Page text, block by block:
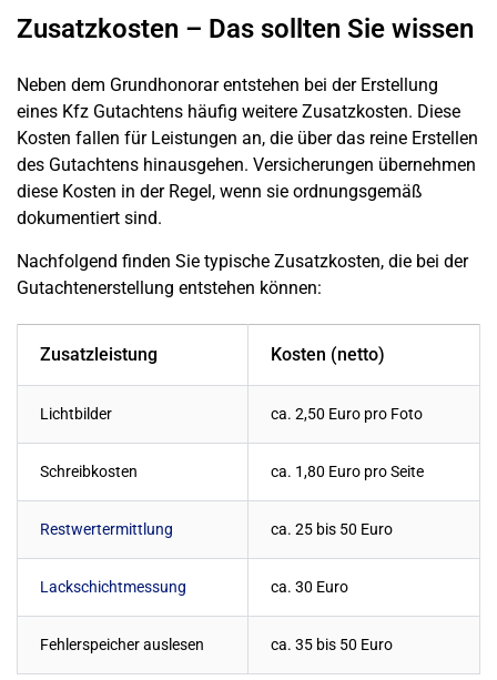
Zusatzkosten – Das sollten Sie wissen
Neben dem Grundhonorar entstehen bei der Erstellung
eines Kfz Gutachtens häufig weitere Zusatzkosten. Diese
Kosten fallen für Leistungen an, die über das reine Erstellen
des Gutachtens hinausgehen. Versicherungen übernehmen
diese Kosten in der Regel, wenn sie ordnungsgemäß
dokumentiert sind.
Nachfolgend finden Sie typische Zusatzkosten, die bei der
Gutachtenerstellung entstehen können:
Zusatzleistung Kosten (netto)
Lichtbilder ca. 2,50 Euro pro Foto
Schreibkosten ca. 1,80 Euro pro Seite
Restwertermittlung ca. 25 bis 50 Euro
Lackschichtmessung ca. 30 Euro
Fehlerspeicher auslesen ca. 35 bis 50 Euro